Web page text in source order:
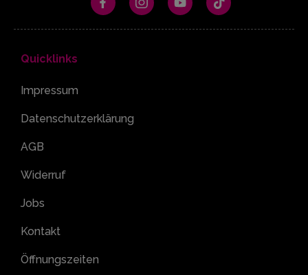
Quicklinks
Impressum
Datenschutzerklärung
AGB
Widerruf
Jobs
Kontakt
Öffnungszeiten